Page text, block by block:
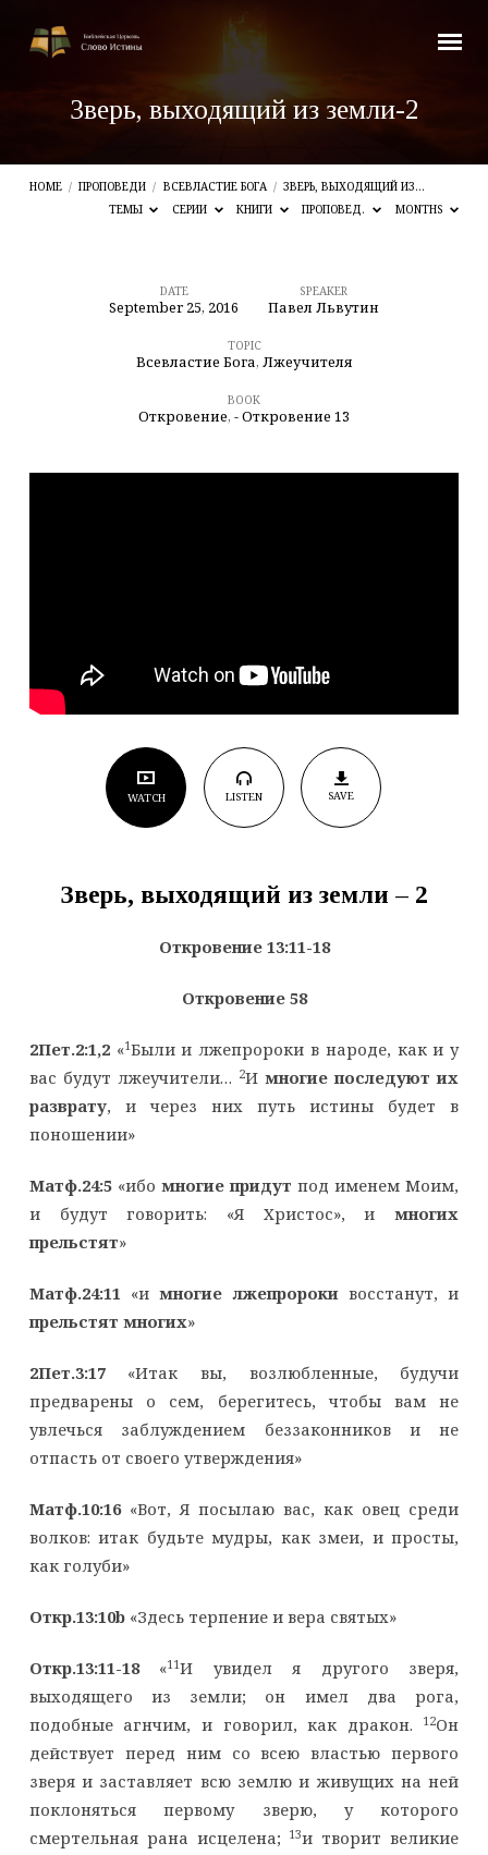
Зверь, выходящий из земли-2
HOME / ПРОПОВЕДИ / ВСЕВЛАСТИЕ БОГА / ЗВЕРЬ, ВЫХОДЯЩИЙ ИЗ…
ТЕМЫ
СЕРИИ КНИГИ ПРОПОВЕД. MONTHS
выходящий
DATE
September 25, 2016
SPEAKER
Павел Львутин
TOPIC
Всевластие Бога, Лжеучителя
BOOK
Откровение, - Откровение 13
WATCH LISTEN SAVE
Зверь, выходящий из земли – 2
Откровение 13:11-18
Откровение 58
2Пет.2:1,2 «1Были и лжепророки в народе, как и у
вас будут лжеучители… 2Имногие последуют их
разврату, и через них путь истины будет в
поношении»
Матф.24:5«ибо многие придут под именем Моим,
и будут говорить: «Я Христос», имногих
прельстят»
Матф.24:11«имногие лжепророкивосстанут, и
прельстят многих»
2Пет.3:17 «Итак вы, возлюбленные, будучи
предварены о сем, берегитесь, чтобы вам не
увлечься заблуждением беззаконников и не
отпасть от своего утверждения»
Матф.10:16«Вот, Я посылаю вас, как овец среди
волков: итак будьте мудры, как змеи, и просты,
как голуби»
Откр.13:10b«Здесь терпение и вера святых»
Откр.13:11-18«11И увидел я другого зверя,
выходящего из земли; он имел два рога,
подобные агнчим, и говорил, как дракон.
12Он
действует перед ним со всею властью первого
зверя и заставляет всю землю и живущих на ней
поклоняться первому зверю, у которого
смертельная рана исцелена; 13и творит великие